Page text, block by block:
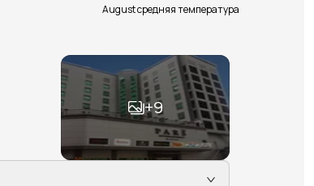
August средняя температура
+9